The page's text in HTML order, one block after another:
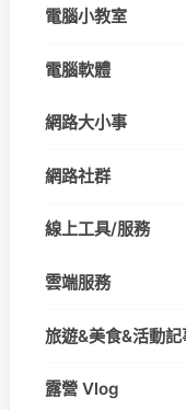
電腦小教室
電腦軟體
網路大小事
網路社群
線上工具/服務
雲端服務
旅遊&美食&活動記
露營 Vlog